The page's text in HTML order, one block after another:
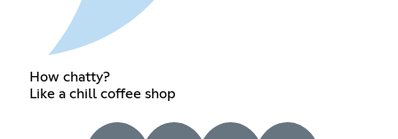
How chatty?
Like a chill coffee shop